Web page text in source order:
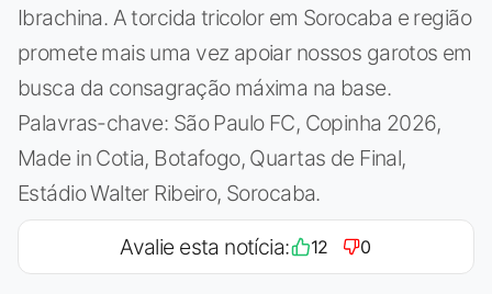
Ibrachina. A torcida tricolor em Sorocaba e região
promete mais uma vez apoiar nossos garotos em
busca da consagração máxima na base.
Palavras-chave: São Paulo FC, Copinha 2026,
Made in Cotia, Botafogo, Quartas de Final,
Estádio Walter Ribeiro, Sorocaba.
Avalie esta notícia: 12 0